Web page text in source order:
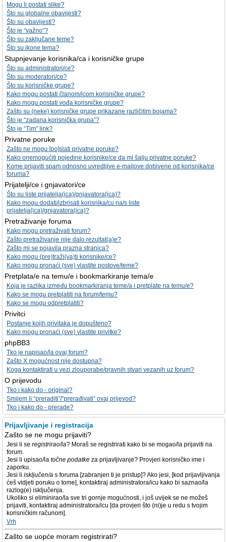
Mogu li postati slike?
Što su globalne obavijesti?
Što su obavijesti?
Što je “važno”?
Što su zaključane teme?
Što su ikone tema?
Stupnjevanje korisnika/ca i korisničke grupe
Što su administratori/ce?
Što su moderatori/ce?
Što su korisničke grupe?
Kako mogu postati članom/icom korisničke grupe?
Kako mogu postati vođa korisničke grupe?
Zašto su (neke) korisničke grupe prikazane različitim bojama?
Što je “zadana korisnička grupa”?
Što je “Tim” link?
Privatne poruke
Zašto ne mogu [po]slati privatne poruke?
Kako onemogućiti pojedine korisnike/ce da mi šalju privatne poruke?
Kome prijaviti spam odnosno uvredljive e-mailove dobivene od korisnika/ce
foruma?
Prijatelji/ce i gnjavatori/ce
Što su liste prijatelja(ica)/gnjavatora(ica)?
Kako mogu dodati/izbrisati korisnika/cu na/s liste
prijatelja(ica)/gnjavatora(ica)?
Pretraživanje foruma
Kako mogu pretraživati forum?
Zašto pretraživanje nije dalo rezultat(a)e?
Zašto mi se pojavila prazna stranica?
Kako mogu (pre)traži(va)ti korisnike/ce?
Kako mogu pronaći (sve) vlastite postove/teme?
Pretplata/e na temu/e i bookmarkiranje tema/e
Koja je razlika između bookmarkiranja teme/a i pretplate na temu/e?
Kako se mogu pretplatiti na forum/temu?
Kako se mogu odpretplatiti?
Privitci
Postanje kojih privitaka je dopušteno?
Kako mogu pronaći (sve) vlastite privitke?
phpBB3
Tko je napisao/la ovaj forum?
Zašto X mogućnost nije dostupna?
Koga kontaktirati u vezi zlouporabe/pravnih stvari vezanih uz forum?
O prijevodu
Tko i kako do - original?
Smijem li “preraditi”/“prerađivati” ovaj prijevod?
Tko i kako do - prerade?
Prijavljivanje i registracija
Zašto se ne mogu prijaviti?
Jesi li se registrirao/la? Moraš se registrirati kako bi se mogao/la prijaviti na
forum.
Jesi li upisao/la točne podatke za prijavljivanje? Provjeri korisničko ime i
zaporku.
Jesi li isključen/a s foruma [zabranjen ti je pristup]? Ako jesi, [kod prijavljivanja
ćeš vidjeti poruku o tome], kontaktiraj administratora/icu kako bi saznao/la
razlog(e) isključenja.
Ukoliko si eliminirao/la sve tri gornje mogućnosti, i još uvijek se ne možeš
prijaviti, kontaktiraj administratora/icu [da provjeri što (ni)je u redu s tvojim
korisničkim računom].
Vrh
Zašto se uopće moram registrirati?